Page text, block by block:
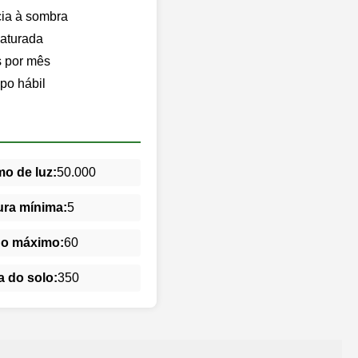
à sombra
por mês
hábil
de luz:50.000
mínima:5
máximo:60
do solo:350